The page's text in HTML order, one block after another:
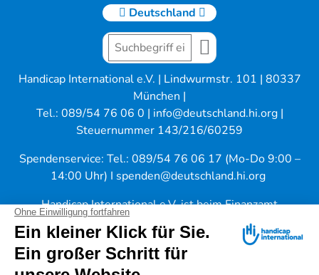
Deutschland
Handicap International e.V. | Lindwurmstr. 101 | 80337
München |
Tel.: 089/54 76 06 0 | info@deutschland.hi.org|
Steuernummer 143/216/60259
Spendenservice: Tel.: 089/54 76 06 17 (Mo-Do 9:00 –
14:00 Uhr) I spenden@deutschland.hi.org
Handicap International e.V. ist beim Finanzamt
München als gemeinnützig und mildtätig anerkannt.
Spenden können steuerlich geltend gemacht werden.
IBAN: DE56 3702 0500 0008 8172 00